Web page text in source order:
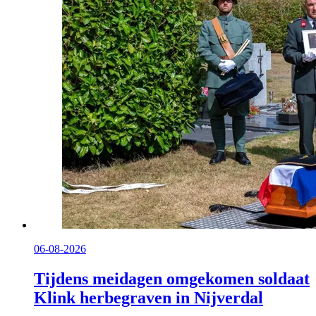
06-08-2026
Tijdens meidagen omgekomen soldaat
Klink herbegraven in Nijverdal